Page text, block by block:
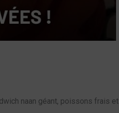
naan géant, poissons frais et